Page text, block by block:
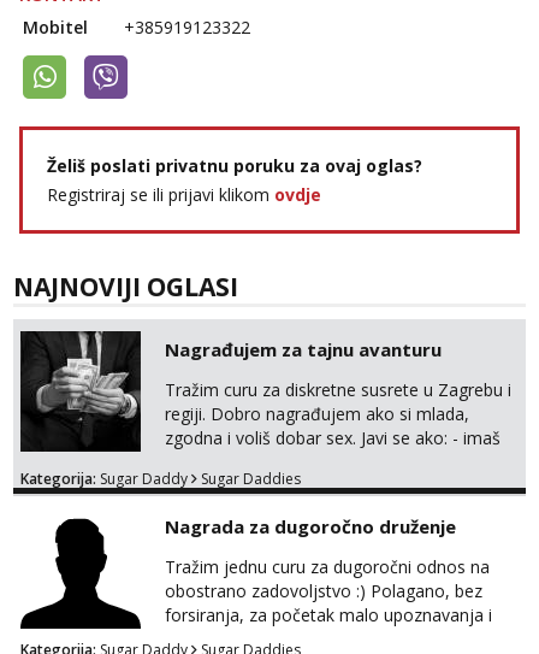
Mobitel +385919123322
Želiš poslati privatnu poruku za ovaj oglas?
Registriraj se ili prijavi klikom ovdje
NAJNOVIJI OGLASI
Nagrađujem za tajnu avanturu
Tražim curu za diskretne susrete u Zagrebu i
regiji. Dobro nagrađujem ako si mlada,
zgodna i voliš dobar sex. Javi se ako: - imaš
kosu - se dobro ljubiš - si fleksibilna s
dostupna radnim danom (vikendi i noći su za
obitelj) - vodiš brigu o zdravlju i koristiš
zaštitu Ne javljajte se: - debele - frajeri i
paro...
Kategorija: Sugar Daddy Sugar Daddies
Nagrada za dugoročno druženje
Tražim jednu curu za dugoročni odnos na
obostrano zadovoljstvo :) Polagano, bez
forsiranja, za početak malo upoznavanja i
dogovor kroz dopisivanje. Očekujem i nudim
Kategorija: Sugar Daddy Sugar Daddies